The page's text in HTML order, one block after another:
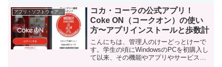
す。今回はコカ・コーラの公式アプリ
「Coke On（コークオン...
アプリ・ソフトウェア・サービス
コカ・コーラの公式アプリ！
Coke ON（コークオン）の使い
方〜アプリインストールと歩数計
こんにちは、管理人のけーどっとけーで
す。学生の頃にWindowsのPCを初購入し
て以来、その機能やアプリやサービスに